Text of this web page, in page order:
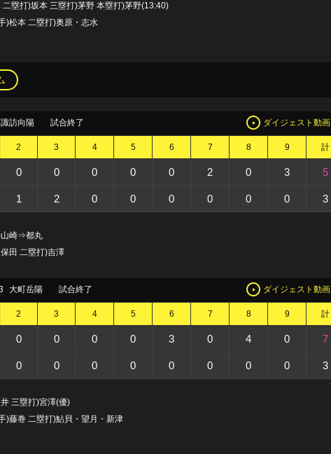
二塁打)坂本 三塁打)茅野 本塁打)茅野(13:40)
)松本 二塁打)奥原・志水
訪向陽 試合終了 ダイジェスト動画
2 3 4 5 6 7 8 9 計
0 0 0 0 0 2 0 3 5
1 2 0 0 0 0 0 0 3
山崎⇒都丸
田 二塁打)吉澤
大町岳陽 試合終了 ダイジェスト動画
2 3 4 5 6 7 8 9 計
0 0 0 0 3 0 4 0 7
0 0 0 0 0 0 0 0 3
三塁打)宮澤(優)
)藤巻 二塁打)鮎貝・望月・新津